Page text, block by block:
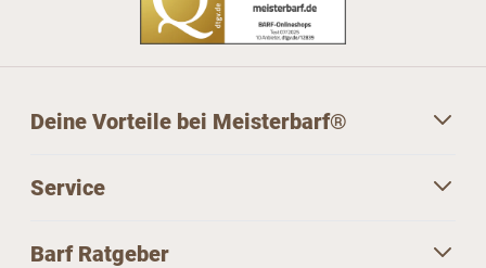
Deine Vorteile bei Meisterbarf®
Service
Barf Ratgeber